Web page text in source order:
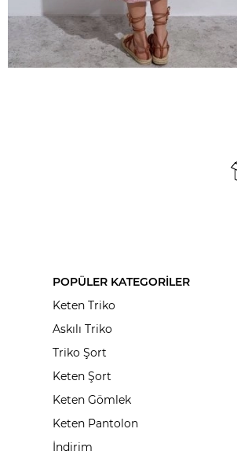
POPÜLER KATEGORİLER
Keten Triko
Askılı Triko
Triko Şort
Keten Şort
Keten Gömlek
Keten Pantolon
İndirim